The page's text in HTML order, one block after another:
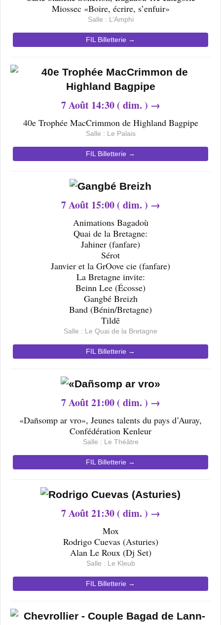
Miossec «Boire, écrire, s’enfuir»
Salle : L’Amphi
FIL Billetterie →
7Août 14:30 ( dim. ) →
40e Trophée MacCrimmon de Highland Bagpipe
Salle : Le Palais
FIL Billetterie →
7Août 15:00 ( dim. ) →
Animations Bagadoù
Quai de la Bretagne:
Jahiner (fanfare)
Sérot
Janvier et la GrOove cie (fanfare)
La Bretagne invite:
Beinn Lee (Écosse)
Gangbé Breizh
Band (Bénin/Bretagne)
Tildē
Salle : Le Quai de la Bretagne
FIL Billetterie →
7Août 21:00 ( dim. ) →
«Dañsomp ar vro», Jeunes talents du pays d’Auray,
Confédération Kenleur
Salle : Le Théâtre
FIL Billetterie →
7Août 21:30 ( dim. ) →
Mox
Rodrigo Cuevas (Asturies)
Alan Le Roux (Dj Set)
Salle : Le Kleub
FIL Billetterie →